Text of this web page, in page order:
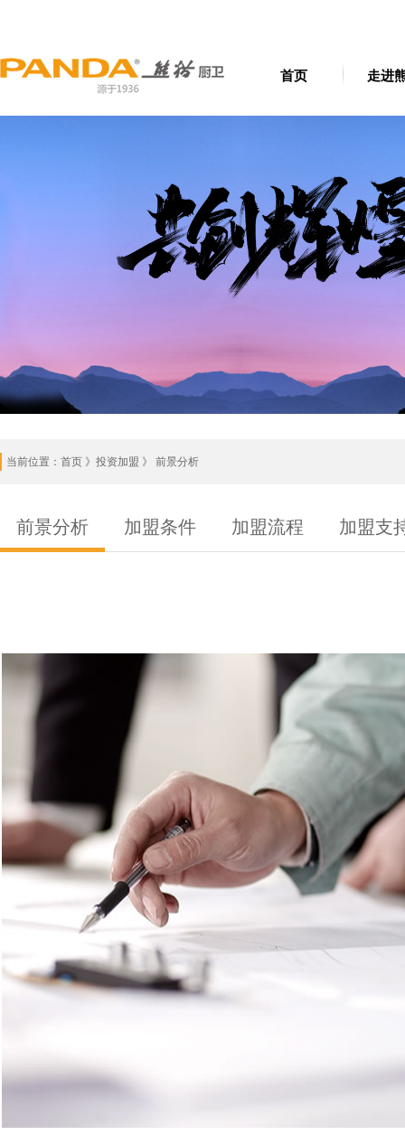
首页 走进
当前位置： 首页 》投资加盟 》 前景分析
前景分析 加盟条件 加盟流程 加盟支